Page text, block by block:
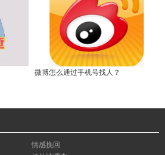
微博怎么通过手机号找人？
情感挽回